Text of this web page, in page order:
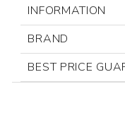
INFORMATION
BRAND
BEST PRICE